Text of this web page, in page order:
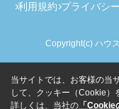
利用規約 プライバシ
Copyright(c) ハウ
当サイトでは、お客様の当
して、クッキー（Cookie）
詳しくは、当社の 「Cookie